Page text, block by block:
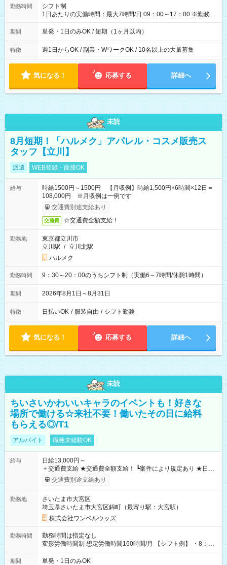
間】試用期間なし
勤務時間
シフト制
1日あたりの実働時間：最大7時間/日 09：00～17：00 ※勤務時
間は 試験により異なります。
期間 単発・1日のみOK / 短期（1ヶ月以内）
特徴 週1日からOK / 副業・WワークOK / 10名以上の大量募集
気になる！ 応募する 詳細へ
未読
8月短期！「ハルメク」アパレル・コスメ販売ス
タッフ【立川】
派遣 WEB登録・面接OK
給与
時給1500円～1500円 【月収例】時給1,500円×6時間×12日＝
108,000円 ※月収例は一例です
交通費別途支給あり
交通費 ☆交通費全額支給！
勤務地
東京都立川市
立川駅 / 立川北駅
ハルメク
勤務時間 9：30～20：00のうちシフト制（実働6～7時間/休憩1時間）
期間 2026年8月1日～8月31日
特徴 日払いOK / 服装自由 / シフト勤務
気になる！ 応募する 詳細へ
未読
ちいさいかわいいキャラのイベントも！好きな
場所で働ける☆来社不要！働いたその日に給料
もらえる◎/T1
アルバイト 職種未経験OK
給与
日給13,000円～
＋交通費支給 ★交通費全額支給！ ┗案件により規定あり ★日払
いOK！（規定あり） ┗働いたその日に現金GET♪ お仕事後はコ
ンビニATMから 日払い分を引き落とせます！ 【試用期間】試
交通費別途支給あり
勤務地
さいたま市大宮区
埼玉県さいたま市大宮区錦町（最寄り駅：大宮駅）
株式会社ワンベルウッズ
勤務時間
勤務時間は指定なし
変形労働時間制 想定労働時間160時間/月 【シフト例】 ・8：00
～21：00
期間 単発・1日のみOK